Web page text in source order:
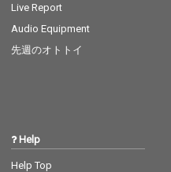
Live Report
Audio Equipment
先週のオトトイ
Help
Help Top